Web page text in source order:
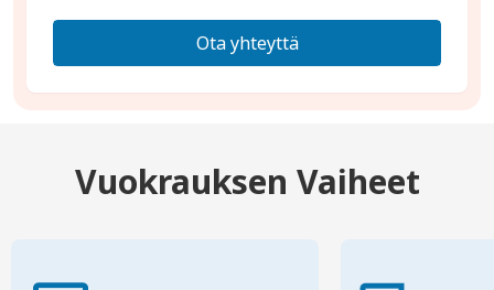
Ota yhteyttä
Vuokrauksen Vaiheet